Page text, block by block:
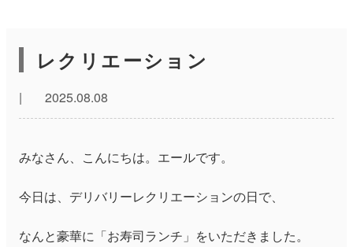
レクリエーション
| 2025.08.08
みなさん、こんにちは。エールです。
今日は、デリバリーレクリエーションの日で、
なんと豪華に「お寿司ランチ」をいただきました。